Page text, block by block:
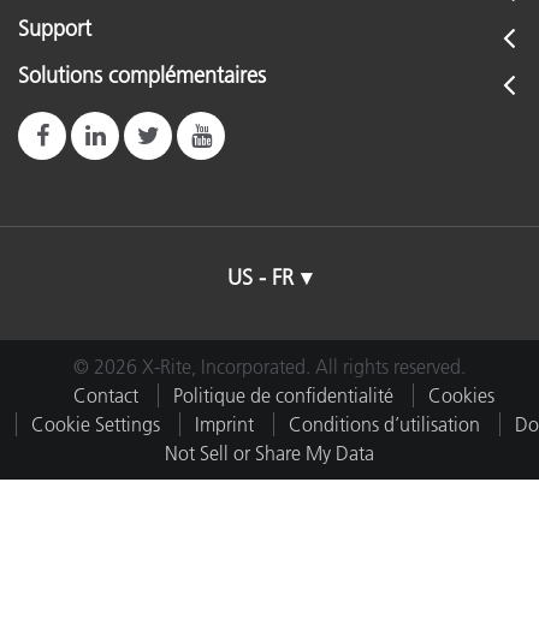
Support
Solutions complémentaires
US - FR
© 2026 X-Rite, Incorporated. All rights reserved.
Contact
Politique de confidentialité
Cookies
Cookie Settings
Imprint Conditions d’utilisation
Do
Not Sell or Share My Data